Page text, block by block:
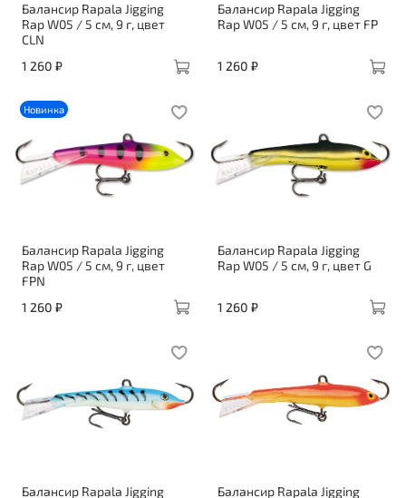
Балансир Rapala Jigging
Rap W05 / 5 см, 9 г, цвет
CLN
1 260 ₽
Балансир Rapala Jigging
Rap W05 / 5 см, 9 г, цвет FP
1 260 ₽
Новинка
Балансир Rapala Jigging
Rap W05 / 5 см, 9 г, цвет
FPN
1 260 ₽
Балансир Rapala Jigging
Rap W05 / 5 см, 9 г, цвет G
1 260 ₽
Балансир Rapala Jigging Балансир Rapala Jigging